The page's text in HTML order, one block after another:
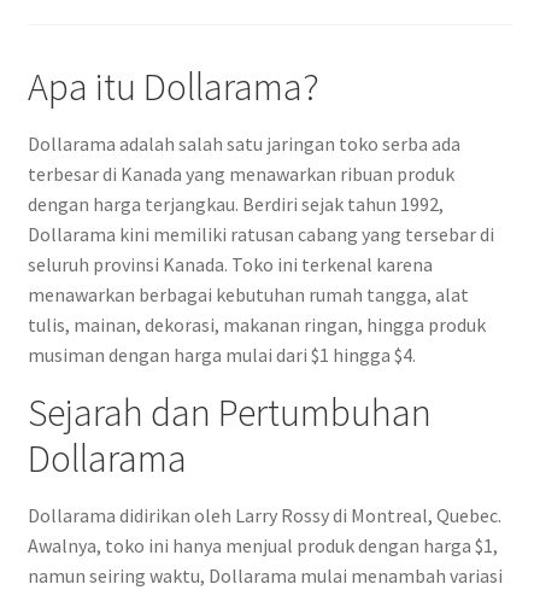
Apa itu Dollarama?
Dollarama adalah salah satu jaringan toko serba ada
terbesar di Kanada yang menawarkan ribuan produk
dengan harga terjangkau. Berdiri sejak tahun 1992,
Dollarama kini memiliki ratusan cabang yang tersebar di
seluruh provinsi Kanada. Toko ini terkenal karena
menawarkan berbagai kebutuhan rumah tangga, alat
tulis, mainan, dekorasi, makanan ringan, hingga produk
musiman dengan harga mulai dari $1 hingga $4.
Sejarah dan Pertumbuhan
Dollarama
Dollarama didirikan oleh Larry Rossy di Montreal, Quebec.
Awalnya, toko ini hanya menjual produk dengan harga $1,
namun seiring waktu, Dollarama mulai menambah variasi